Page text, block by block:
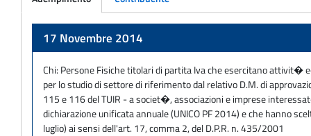
17 Novembre 2014
Chi: Persone Fisiche titolari di partita Iva che esercitano attivit�
per lo studio di settore di riferimento dal relativo D.M. di
115 e 116 del TUIR - a societ�, associazioni e imprese
dichiarazione unificata annuale (UNICO PF 2014) e che hanno
luglio) ai sensi dell'art. 17, comma 2, del D.P.R. n. 435/2001